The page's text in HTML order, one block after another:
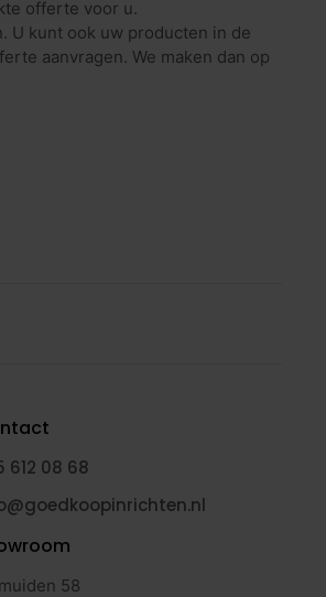
offerte voor u.
U kunt ook uw producten in de
aanvragen. We maken dan op
612 08 68
58